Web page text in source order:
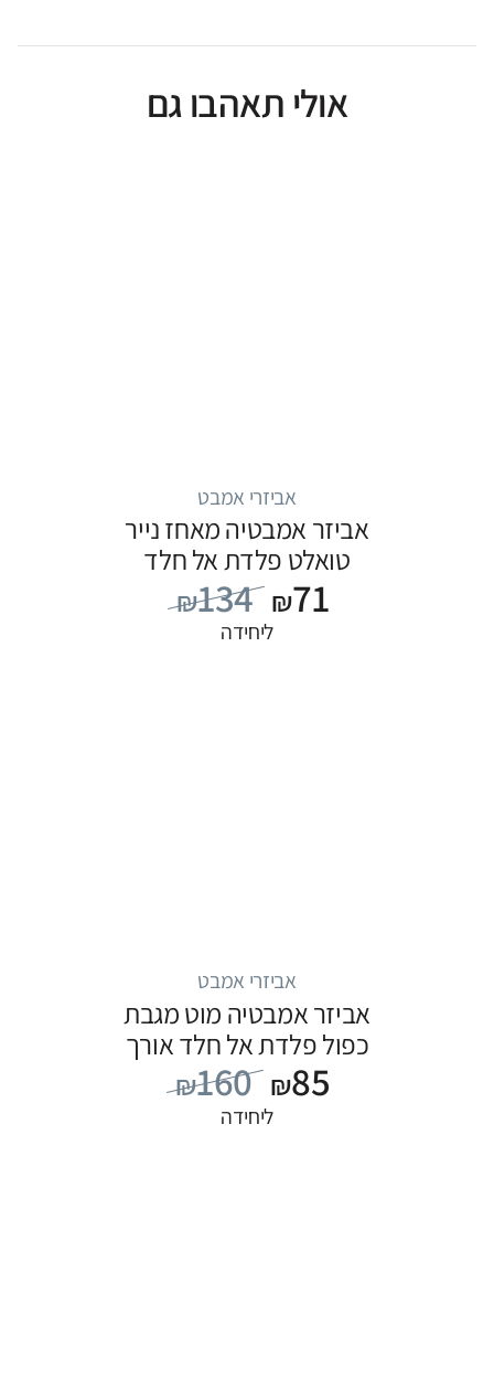
אולי תאהבו גם
אביזרי אמבט
אביזר אמבטיה מאחז נייר
טואלט פלדת אל חלד
₪134 ₪71
ליחידה
אביזרי אמבט
אביזר אמבטיה מוט מגבת
כפול פלדת אל חלד אורך
60 ס”מ
₪160 ₪85
ליחידה